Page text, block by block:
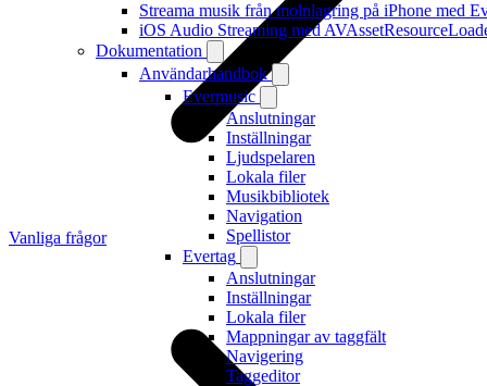
Streama musik från molnlagring på iPhone med
iOS Audio Streaming med
Dokumentation
Användarhandbok
Evermusic
Anslutningar
Inställningar
Ljudspelaren
Lokala filer
Musikbibliotek
Navigation
Spellistor
Evertag
Anslutningar
Inställningar
Lokala filer
Mappningar av taggfält
Navigering
Taggeditor
Vanliga frågor